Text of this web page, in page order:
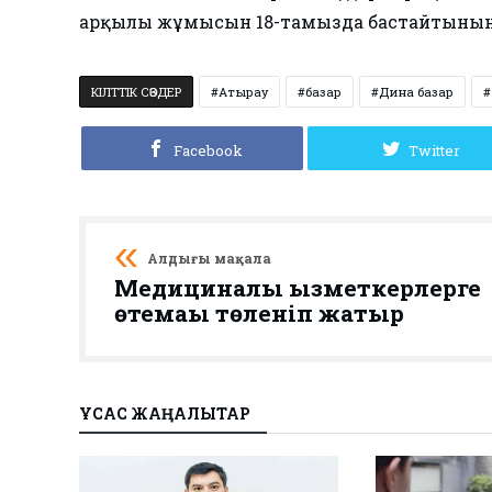
арқылы жұмысын 18-тамызда
КІЛТТІК СӨЗДЕР Атырау базар Дина базар
Facebook Twitter
Алдыңғы мақала
Медициналық қызметкерлерге
өтемақы төленіп жатыр
ҰҚСАС ЖАҢАЛЫҚТАР